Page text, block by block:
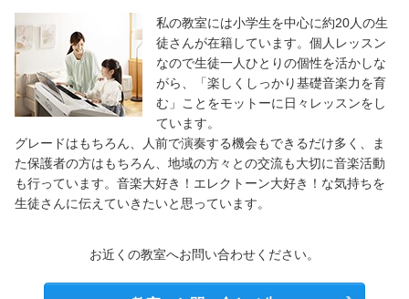
私の教室には小学生を中心に約20人の生
徒さんが在籍しています。個人レッスン
なので生徒一人ひとりの個性を活かしな
がら、「楽しくしっかり基礎音楽力を育
む」ことをモットーに日々レッスンをし
ています。
グレードはもちろん、人前で演奏する機会もできるだけ多く、ま
た保護者の方はもちろん、地域の方々との交流も大切に音楽活動
も行っています。音楽大好き！エレクトーン大好き！な気持ちを
生徒さんに伝えていきたいと思っています。
お近くの教室へお問い合わせください。